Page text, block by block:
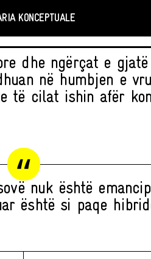
KONCEPTUALE
dhe ngërçat e
në humbjen e
të cilat ishin afër
nuk është
është si paqe